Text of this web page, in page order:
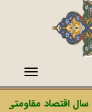
منو
سال اقتصاد مقاومتی